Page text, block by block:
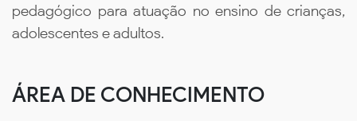
pedagógico para atuação no ensino de crianças,
adolescentes e adultos.
ÁREA DE CONHECIMENTO